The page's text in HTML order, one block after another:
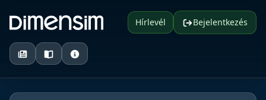
Hírlevél Bejelentkezés